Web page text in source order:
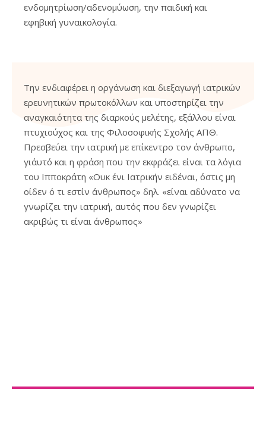
ενδομητρίωση/αδενομύωση, την παιδική και
εφηβική γυναικολογία.
Την ενδιαφέρει η οργάνωση και διεξαγωγή ιατρικών
ερευνητικών πρωτοκόλλων και υποστηρίζει την
αναγκαιότητα της διαρκούς μελέτης, εξάλλου είναι
πτυχιούχος και της Φιλοσοφικής Σχολής ΑΠΘ.
Πρεσβεύει την ιατρική με επίκεντρο τον άνθρωπο,
γι΄αυτό και η φράση που την εκφράζει είναι τα λόγια
του Ιπποκράτη «Ουκ ένι Ιατρικήν ειδέναι, όστις μη
οίδεν ό τι εστίν άνθρωπος» δηλ. «είναι αδύνατο να
γνωρίζει την ιατρική, αυτός που δεν γνωρίζει
ακριβώς τι είναι άνθρωπος»